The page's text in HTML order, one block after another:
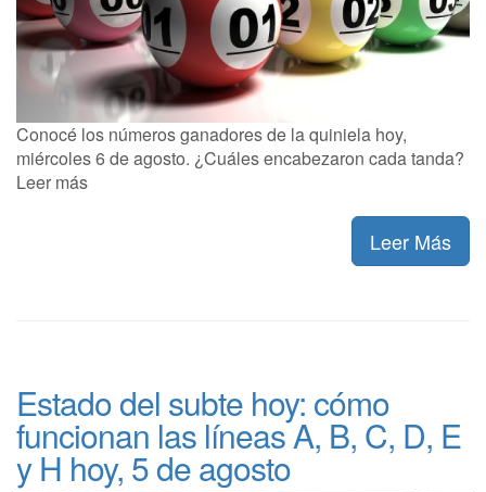
Conocé los números ganadores de la quiniela hoy,
miércoles 6 de agosto. ¿Cuáles encabezaron cada tanda?
Leer más
Leer Más
Estado del subte hoy: cómo
funcionan las líneas A, B, C, D, E
y H hoy, 5 de agosto